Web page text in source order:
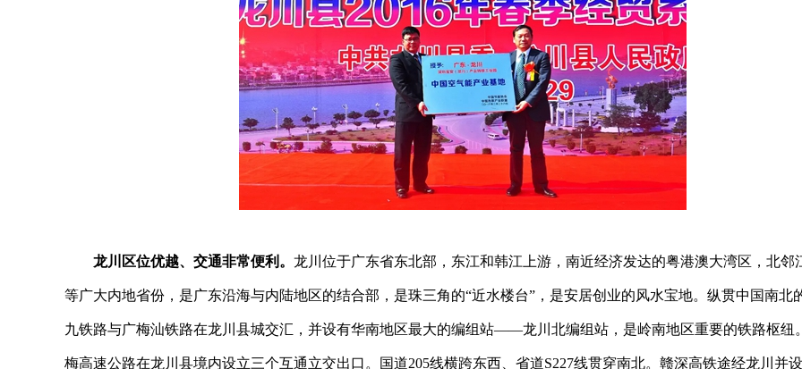
龙川区位优越、交通非常便利。 龙川位于广东省东北部，东江和韩江上游，南近经济发达的粤港澳大湾区，北邻
等广大内地省份，是广东沿海与内陆地区的结合部，是珠三角的“近水楼台”，是安居创业的风水宝地。纵贯中国南北
九铁路与广梅汕铁路在龙川县城交汇，并设有华南地区最大的编组站——龙川北编组站，是岭南地区重要的铁路枢纽
梅高速公路在龙川县境内设立三个互通立交出口。国道205线横跨东西、省道S227线贯穿南北。赣深高铁途经龙川并设